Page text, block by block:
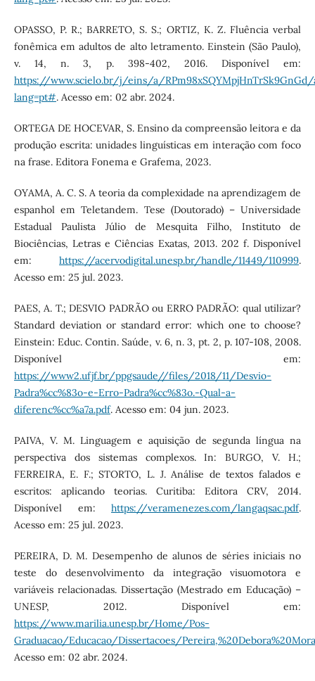
OPASSO, P. R.; BARRETO, S. S.; ORTIZ, K. Z. Fluência verbal
fonêmica em adultos de alto letramento. Einstein (São Paulo),
v. 14, n. 3, p. 398-402, 2016. Disponível em:
https://www.scielo.br/j/eins/a/
lang=pt#. Acesso em: 02 abr. 2024.
ORTEGA DE HOCEVAR, S. Ensino da compreensão leitora e da
produção escrita: unidades linguísticas em interação com foco
na frase. Editora Fonema e Grafema, 2023.
OYAMA, A. C. S. A teoria da complexidade na aprendizagem de
espanhol em Teletandem. Tese (Doutorado) – Universidade
Estadual Paulista Júlio de Mesquita Filho, Instituto de
Biociências, Letras e Ciências Exatas, 2013. 202 f. Disponível
em:https://acervodigital.unesp.br/handle/11449/110999.
Acesso em: 25 jul. 2023.
PAES, A. T.; DESVIO PADRÃO ou ERRO PADRÃO: qual utilizar?
Standard deviation or standard error: which one to choose?
Einstein: Educ. Contin. Saúde, v. 6, n. 3, pt. 2, p. 107-108, 2008.
Disponível em:
https://www2.ufjf.br/ppgsaude//files/2018/11/Desvio-
Padra%cc%83o-e-Erro-Padra%cc%83o.-Qual-a-
diferenc%cc%a7a.pdf. Acesso em: 04 jun. 2023.
PAIVA, V. M. Linguagem e aquisição de segunda língua na
perspectiva dos sistemas complexos. In: BURGO, V. H.;
FERREIRA, E. F.; STORTO, L. J. Análise de textos falados e
escritos: aplicando teorias. Curitiba: Editora CRV, 2014.
Disponível em:https://veramenezes.com/langaqsac.pdf.
Acesso em: 25 jul. 2023.
PEREIRA, D. M. Desempenho de alunos de séries iniciais no
teste do desenvolvimento da integração visuomotora e
variáveis relacionadas. Dissertação (Mestrado em Educação) –
UNESP, 2012. Disponível em:
https://www.marilia.unesp.br/Home/Pos-
Graduacao/Educacao/Dissertacoes/
Acesso em: 02 abr. 2024.